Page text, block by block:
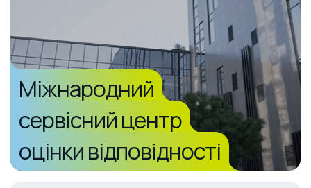
Міжнародний
сервісний центр
оцінки відповідності